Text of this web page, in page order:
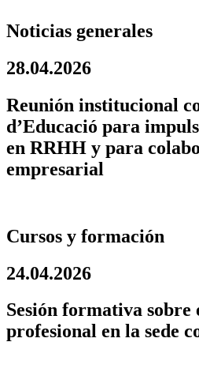
Noticias generales
28.04.2026
Reunión institucional
d’Educació para
en RRHH y para
empresarial
Cursos y formación
24.04.2026
Sesión formativa sobre
profesional en la sede